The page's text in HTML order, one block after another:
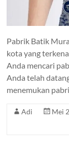
Pabrik Batik
kota yang
Anda mencari
Anda telah
menemukan
Adi Mei